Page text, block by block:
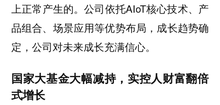
上正常产生的。公司依托AIoT核心技术、产
品组合、场景应用等优势布局，成长趋势确
定，公司对未来成长充满信心。
国家大基金大幅减持，实控人财富翻倍
式增长